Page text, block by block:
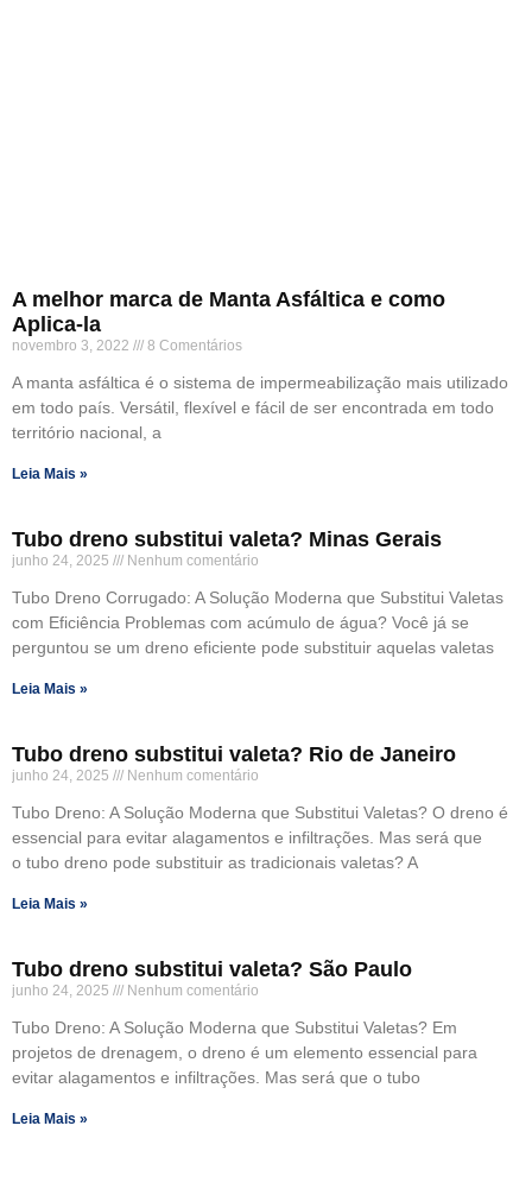
A melhor marca de Manta Asfáltica e como
Aplica-la
novembro 3, 2022 8 Comentários
A manta asfáltica é o sistema de impermeabilização mais utilizado
em todo país. Versátil, flexível e fácil de ser encontrada em todo
território nacional, a
Leia Mais »
Tubo dreno substitui valeta? Minas Gerais
junho 24, 2025 Nenhum comentário
Tubo Dreno Corrugado: A Solução Moderna que Substitui Valetas
com Eficiência Problemas com acúmulo de água? Você já se
perguntou se um dreno eficiente pode substituir aquelas valetas
Leia Mais »
Tubo dreno substitui valeta? Rio de Janeiro
junho 24, 2025 Nenhum comentário
Tubo Dreno: A Solução Moderna que Substitui Valetas? O dreno é
essencial para evitar alagamentos e infiltrações. Mas será que
o tubo dreno pode substituir as tradicionais valetas? A
Leia Mais »
Tubo dreno substitui valeta? São Paulo
junho 24, 2025 Nenhum comentário
Tubo Dreno: A Solução Moderna que Substitui Valetas? Em
projetos de drenagem, o dreno é um elemento essencial para
evitar alagamentos e infiltrações. Mas será que o tubo
Leia Mais »